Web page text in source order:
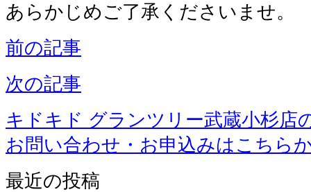
あらかじめご了承くださいませ。
前の記事
次の記事
キドキド グランツリー武蔵小杉店
お問い合わせ・お申込みはこちら
最近の投稿